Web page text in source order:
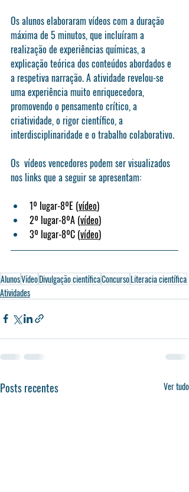
Os alunos elaboraram vídeos com a duração
máxima de 5 minutos, que incluíram a
realização de experiências químicas, a
explicação teórica dos conteúdos abordados e
a respetiva narração. A atividade revelou-se
uma experiência muito enriquecedora,
promovendo o pensamento crítico, a
criatividade, o rigor científico, a
interdisciplinaridade e o trabalho colaborativo.
Os  vídeos vencedores podem ser visualizados
nos links que a seguir se apresentam:
1º lugar-8ºE (vídeo)
2º lugar-8ºA (vídeo)
3º lugar-8ºC (vídeo)
AlunosVídeoDivulgação científicaConcursoLiteracia científica
Atividades
Posts recentes Ver tudo